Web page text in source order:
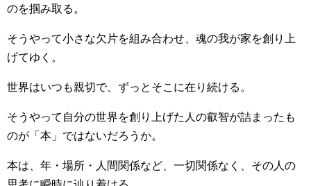
のを掴み取る。
そうやって小さな欠片を組み合わせ、魂の我が家を創り上
げてゆく。
世界はいつも親切で、ずっとそこに在り続ける。
そうやって自分の世界を創り上げた人の叡智が詰まったも
のが「本」ではないだろうか。
本は、年・場所・人間関係など、一切関係なく、その人の